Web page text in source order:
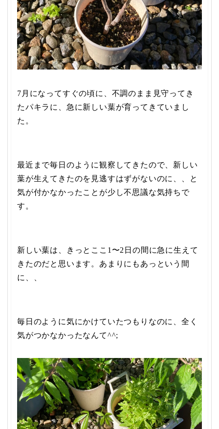
7月になってすぐの頃に、不調のまま見守ってき
たパキラに、急に新しい葉が育ってきていまし
た。
最近まで毎日のように観察してきたので、新しい
葉が生えてきたのを見逃すはずがないのに、、と
気が付かなかったことが少し不思議な気持ちで
す。
新しい葉は、きっとここ1〜2日の間に急に生えて
きたのだと思います。あまりにもあっという間
に、、
毎日のように気にかけていたつもりなのに、全く
気がつかなかったなんて^^;